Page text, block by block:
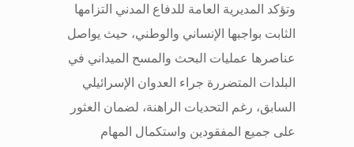
وتؤكد المديرية العامة للدفاع المدني التزامها
الثابت بواجبها الإنساني والوطني، حيث يواصل
عناصرها عمليات البحث والمسح الميداني في
البلدات المتضررة جراء العدوان الإسرائيلي
السابق، رغم التحديات الراهنة، لضمان العثور
على جميع المفقودين واستكمال المهام